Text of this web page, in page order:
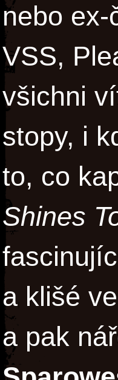
nebo
VSS,
všichni
stopy, i
to, co
Shines
a klišé
a pak